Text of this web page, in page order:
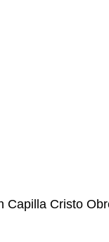
Capilla Cristo